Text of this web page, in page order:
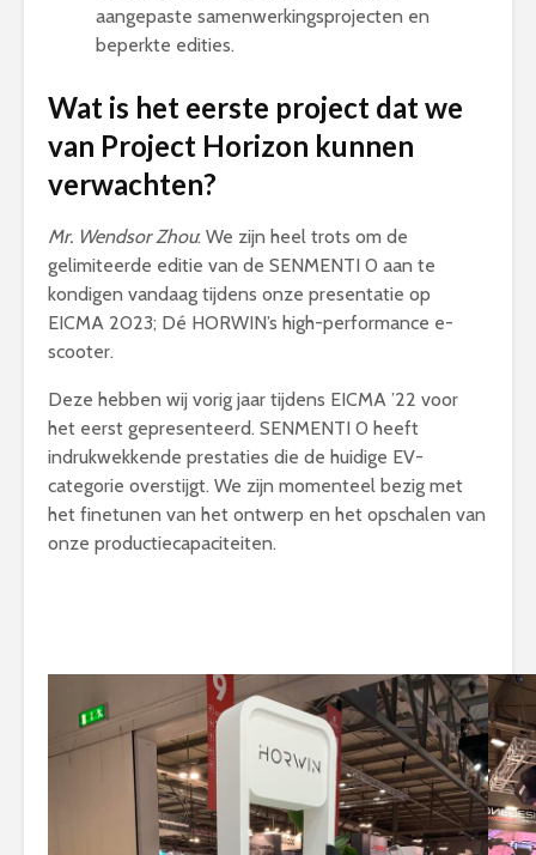
aangepaste samenwerkingsprojecten en
beperkte edities.
Wat is het eerste project dat we
van Project Horizon kunnen
verwachten?
Mr. Wendsor Zhou: We zijn heel trots om de
gelimiteerde editie van de SENMENTI 0 aan te
kondigen vandaag tijdens onze presentatie op
EICMA 2023; Dé HORWIN’s high-performance e-
scooter.
Deze hebben wij vorig jaar tijdens EICMA ’22 voor
het eerst gepresenteerd. SENMENTI 0 heeft
indrukwekkende prestaties die de huidige EV-
categorie overstijgt. We zijn momenteel bezig met
het finetunen van het ontwerp en het opschalen van
onze productiecapaciteiten.